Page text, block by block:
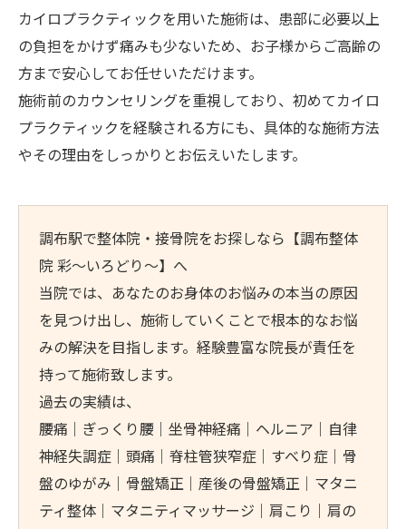
カイロプラクティックを用いた施術は、患部に必要以上
の負担をかけず痛みも少ないため、お子様からご高齢の
方まで安心してお任せいただけます。
施術前のカウンセリングを重視しており、初めてカイロ
プラクティックを経験される方にも、具体的な施術方法
やその理由をしっかりとお伝えいたします。
調布駅で整体院・接骨院をお探しなら【調布整体
院 彩～いろどり～】へ
当院では、あなたのお身体のお悩みの本当の原因
を見つけ出し、施術していくことで根本的なお悩
みの解決を目指します。経験豊富な院長が責任を
持って施術致します。
過去の実績は、
腰痛｜ぎっくり腰｜坐骨神経痛｜ヘルニア｜自律
神経失調症｜頭痛｜脊柱管狭窄症｜すべり症｜骨
盤のゆがみ｜骨盤矯正｜産後の骨盤矯正｜マタニ
ティ整体｜マタニティマッサージ｜肩こり｜肩の